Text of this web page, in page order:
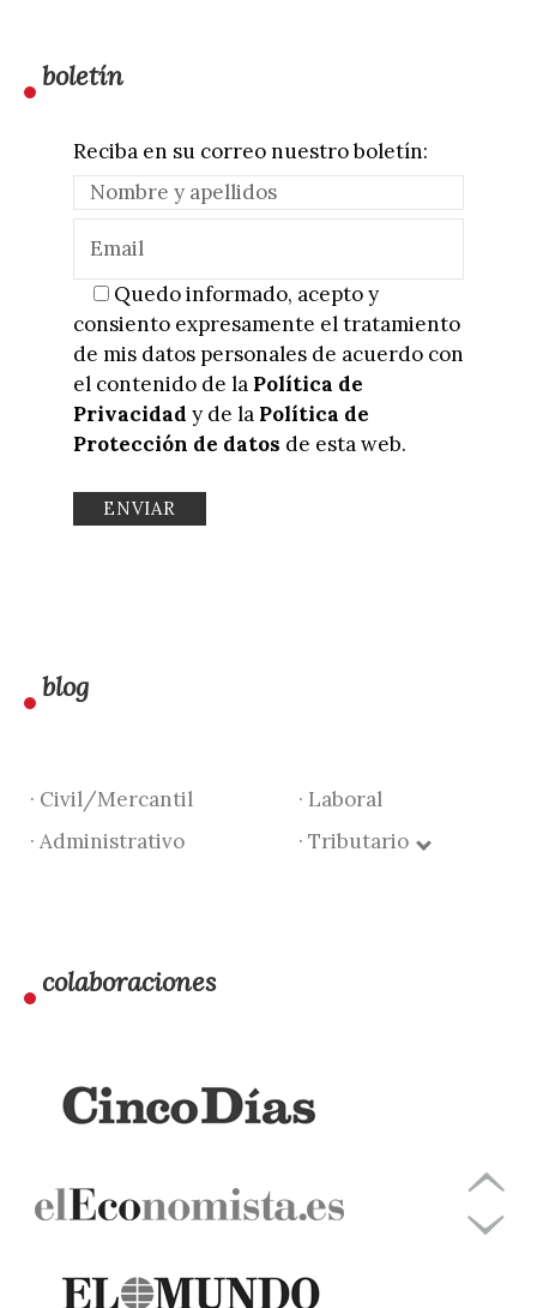
boletín
Reciba en su correo nuestro boletín:
Quedo informado, acepto y
consiento expresamente el tratamiento
de mis datos personales de acuerdo con
el contenido de la Política de
Privacidad y de la Política de
Protección de datos de esta web.
blog
· Civil/Mercantil
· Laboral
· Administrativo
· Tributario
colaboraciones